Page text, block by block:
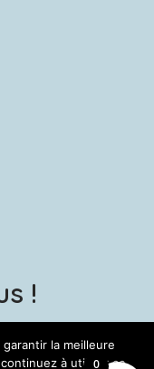
!
la meilleure
à utiliser ce